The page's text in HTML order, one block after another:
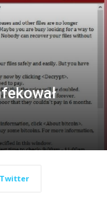
Twitter